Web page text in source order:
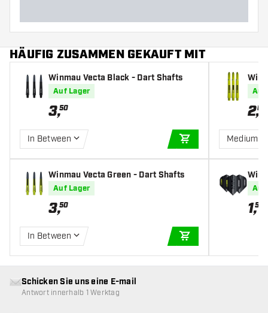
HÄUFIG ZUSAMMEN GEKAUFT MIT
Winmau Vecta Black - Dart Shafts
Auf Lager
3,50
In Between
IN DEN
Winmau Vecta Green - Dart Shafts
Auf Lager
3,50
In Between
p
Auf
2,60
Medium
o -
Auf
1,50
Schicken Sie uns eine E-mail
Antwort innerhalb 1 Werktag